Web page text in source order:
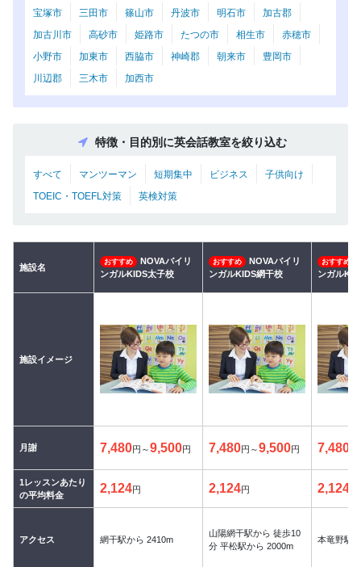
宝塚市
三田市 篠山市 丹波市 明石市
加古郡
加古川市
高砂市 姫路市 たつの市 相生市
赤穂市
小野市
加東市 西脇市 神崎郡 朝来市
豊岡市
川辺郡
三木市 加西市
特徴・目的別に英会話教室を絞り込む
すべて マンツーマン 短期集中 ビジネス
子供向け
TOEIC・TOEFL対策
英検対策
施設名
おすすめ
NOVAバイリ
ンガルKIDS太子校
おすすめ
NOVAバイリ
ンガルKIDS網干校
おすすめ
ンガル
施設イメージ
月謝 7,480円～9,500円 7,480円～9,500円 7,480
1レッスンあたり
の平均料金
2,124円 2,124円 2,124
アクセス 網干駅から 2410m
山陽網干駅から 徒歩10
分 平松駅から 2000m
本竜野駅